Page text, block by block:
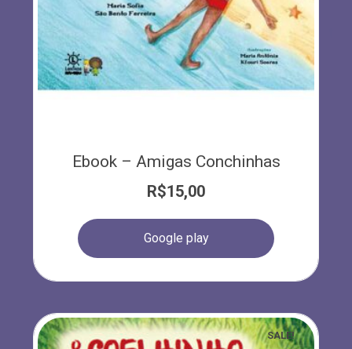
Ebook – Amigas Conchinhas
R$15,00
Google play
SALE!